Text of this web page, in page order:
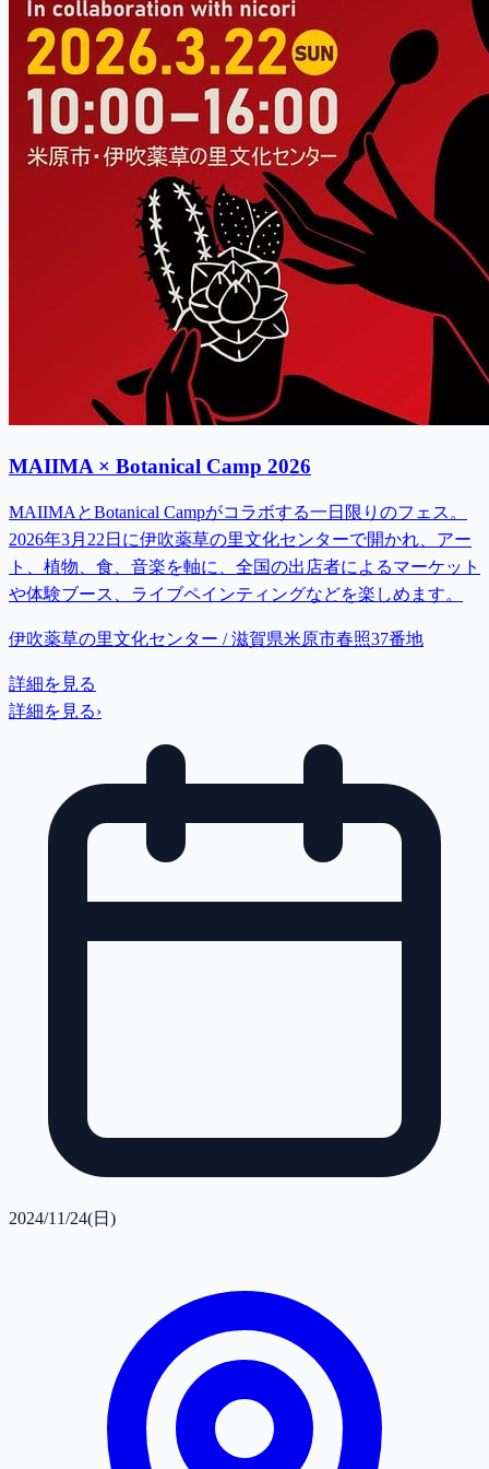
MAIIMA × Botanical Camp 2026
MAIIMAとBotanical Campがコラボする一日限りのフェス。
2026年3月22日に伊吹薬草の里文化センターで開かれ、アー
ト、植物、食、音楽を軸に、全国の出店者によるマーケット
や体験ブース、ライブペインティングなどを楽しめます。
伊吹薬草の里文化センター / 滋賀県米原市春照37番地
詳細を見る
詳細を見る›
2024/11/24(日)